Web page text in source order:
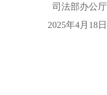
司法部办公厅
2025年4月18日